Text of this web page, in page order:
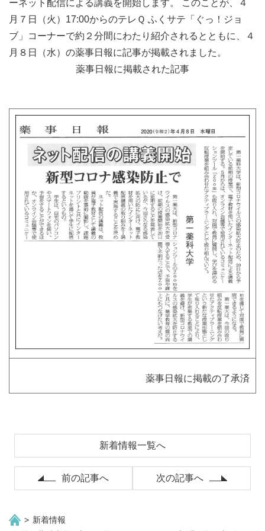
新着情報
ーネット配信による講義を開始します。 このことが、４
月７日（火）17:00からのテレＱ ふくサテ「ぐっ！ジョ
ブ」コーナーで約２分間にわたり紹介されるとともに、４
月８日（水）の薬事日報に記事が掲載されました。
薬事日報に掲載された記事
薬事日報に掲載の了承済
前の記事へ
新着情報一覧へ
次の記事へ